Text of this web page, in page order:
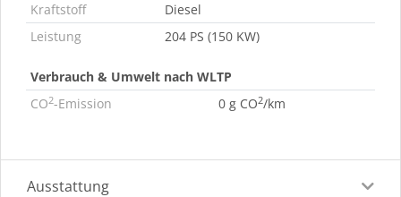
Kraftstoff
Diesel
Leistung
204 PS (150 KW)
Verbrauch & Umwelt nach WLTP
CO2-Emission 0 g CO2/km
Ausstattung